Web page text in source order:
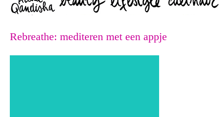
Rebreathe: mediteren met een appje